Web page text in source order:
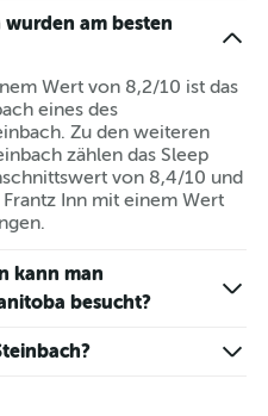
am besten
Wert von 8,2/10 ist das
eines des
Zu den weiteren
zählen das Sleep
von 8,4/10 und
Inn mit einem Wert
kann man
besucht?